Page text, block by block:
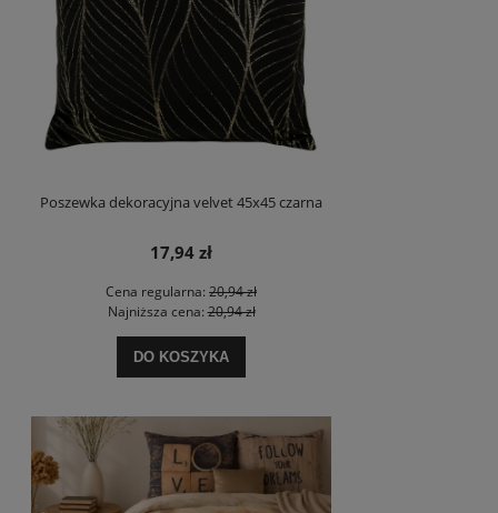
Poszewka dekoracyjna velvet 45x45 czarna
17,94 zł
Cena regularna: 20,94 zł
Najniższa cena:20,94 zł
DO KOSZYKA